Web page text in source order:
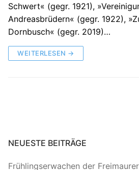
Schwert« (gegr. 1921),
Andreasbrüdern« (gegr. 1922),
Dornbusch« (gegr. 2019)…
WEITERLESEN →
NEUESTE BEITRÄGE
Frühlingserwachen der